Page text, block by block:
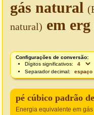
gás natural
natural) em erg
Configurações de conversão:
Dígitos significativos:
Separador decimal:
pé cúbico padrão
Energia equivalente em gás